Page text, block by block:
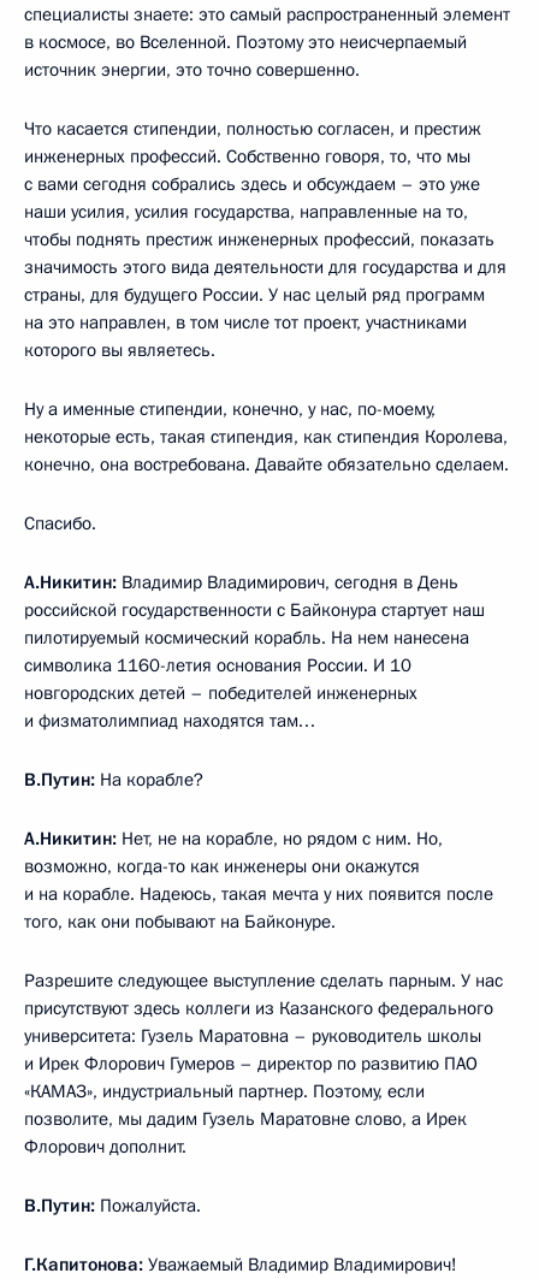
специалисты знаете: это самый распространенный элемент
в космосе, во Вселенной. Поэтому это неисчерпаемый
источник энергии, это точно совершенно.
Что касается стипендии, полностью согласен, и престиж
инженерных профессий. Собственно говоря, то, что мы
с вами сегодня собрались здесь и обсуждаем – это уже
наши усилия, усилия государства, направленные на то,
чтобы поднять престиж инженерных профессий, показать
значимость этого вида деятельности для государства и для
страны, для будущего России. У нас целый ряд программ
на это направлен, в том числе тот проект, участниками
которого вы являетесь.
Ну а именные стипендии, конечно, у нас, по-моему,
некоторые есть, такая стипендия, как стипендия Королева,
конечно, она востребована. Давайте обязательно сделаем.
Спасибо.
А.Никитин: Владимир Владимирович, сегодня в День
российской государственности с Байконура стартует наш
пилотируемый космический корабль. На нем нанесена
символика 1160-летия основания России. И 10
новгородских детей – победителей инженерных
и физматолимпиад находятся там…
В.Путин: На корабле?
А.Никитин: Нет, не на корабле, но рядом с ним. Но,
возможно, когда-то как инженеры они окажутся
и на корабле. Надеюсь, такая мечта у них появится после
того, как они побывают на Байконуре.
Разрешите следующее выступление сделать парным. У нас
присутствуют здесь коллеги из Казанского федерального
университета: Гузель Маратовна – руководитель школы
и Ирек Флорович Гумеров – директор по развитию ПАО
«КАМАЗ», индустриальный партнер. Поэтому, если
позволите, мы дадим Гузель Маратовне слово, а Ирек
Флорович дополнит.
В.Путин: Пожалуйста.
Г.Капитонова: Уважаемый Владимир Владимирович!